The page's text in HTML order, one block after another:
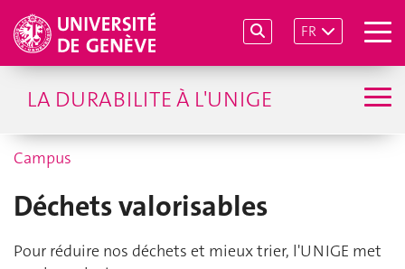
FR
LA DURABILITE À L'UNIGE
Campus
Déchets valorisables
Pour réduire nos déchets et mieux trier, l'UNIGE met